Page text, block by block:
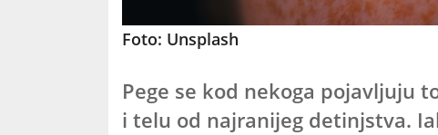
Foto: Unsplash
Pege se kod nekoga pojavljuju
i telu od najranijeg detinjstva.